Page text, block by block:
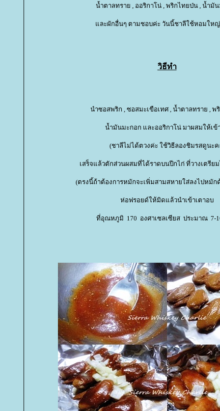
น้ำตาลทราย , ออริกาโน่ , พริกไทยป่น , น้ำมั
ละผักอื่นๆ ตามชอบค่ะ วันนี้ชาลีใช้หอมใหญ่
วิธีทำ
นำซอสพริก , ซอสมะเขือเทศ , น้ำตาลทราย , พ
น้ำมันมะกอก และออริกาโน่ มาผสมให้เข้
(ชาลีไม่ได้ตวงค่ะ ใช้วิธีลองชิมรสดูนะค
เสร็จแล้วตักส่วนผสมที่ได้ราดบนปีกไก่ ที่วางเตรีย
(ตรงนี้ถ้าต้องการหมักจะเพิ่มสามสหายใส่ลงไปหมัก
ห่อฟรอยด์ให้มิดแล้วนำเข้าเตาอบ
ที่อุณหภูมิ 170 องศาเซลเซียส ประมาณ 7-